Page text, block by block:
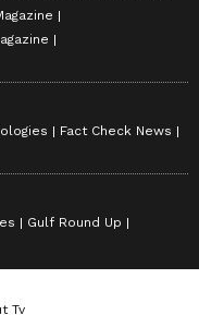
Fact Check News
Gulf Round Up
Tv